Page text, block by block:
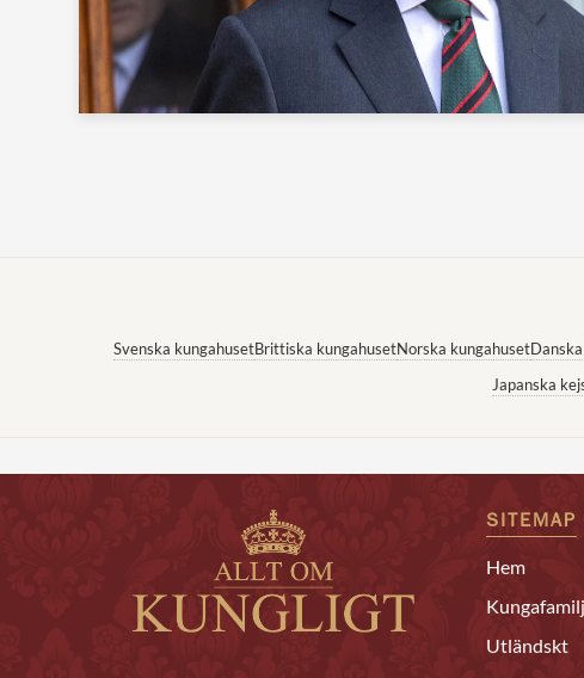
Svenska kungahusetBrittiska kungahusetNorska kungahuset
Japanska
SITEMAP
Hem
Utländskt